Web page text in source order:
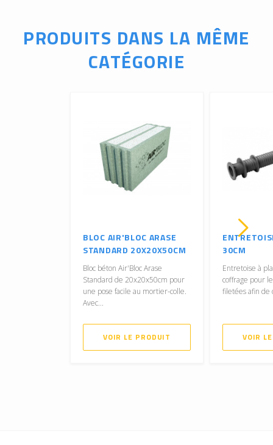
PRODUITS DANS LA MÊME
CATÉGORIE
BLOC AIR'BLOC ARASE
STANDARD 20X20X50CM
Bloc béton Air'Bloc Arase
Standard de 20x20x50cm pour
une pose facile au mortier-colle.
Avec...
VOIR LE PRODUIT
30CM
Entretoise à
coffrage pour
filetées afin
VOIR